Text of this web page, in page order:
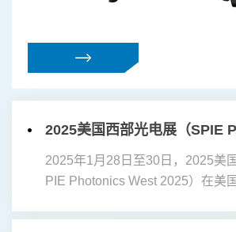
2025年1月28日至30日，2025美
PIE Photonics West 2025）在美
学元件、红外技术、光通信、光